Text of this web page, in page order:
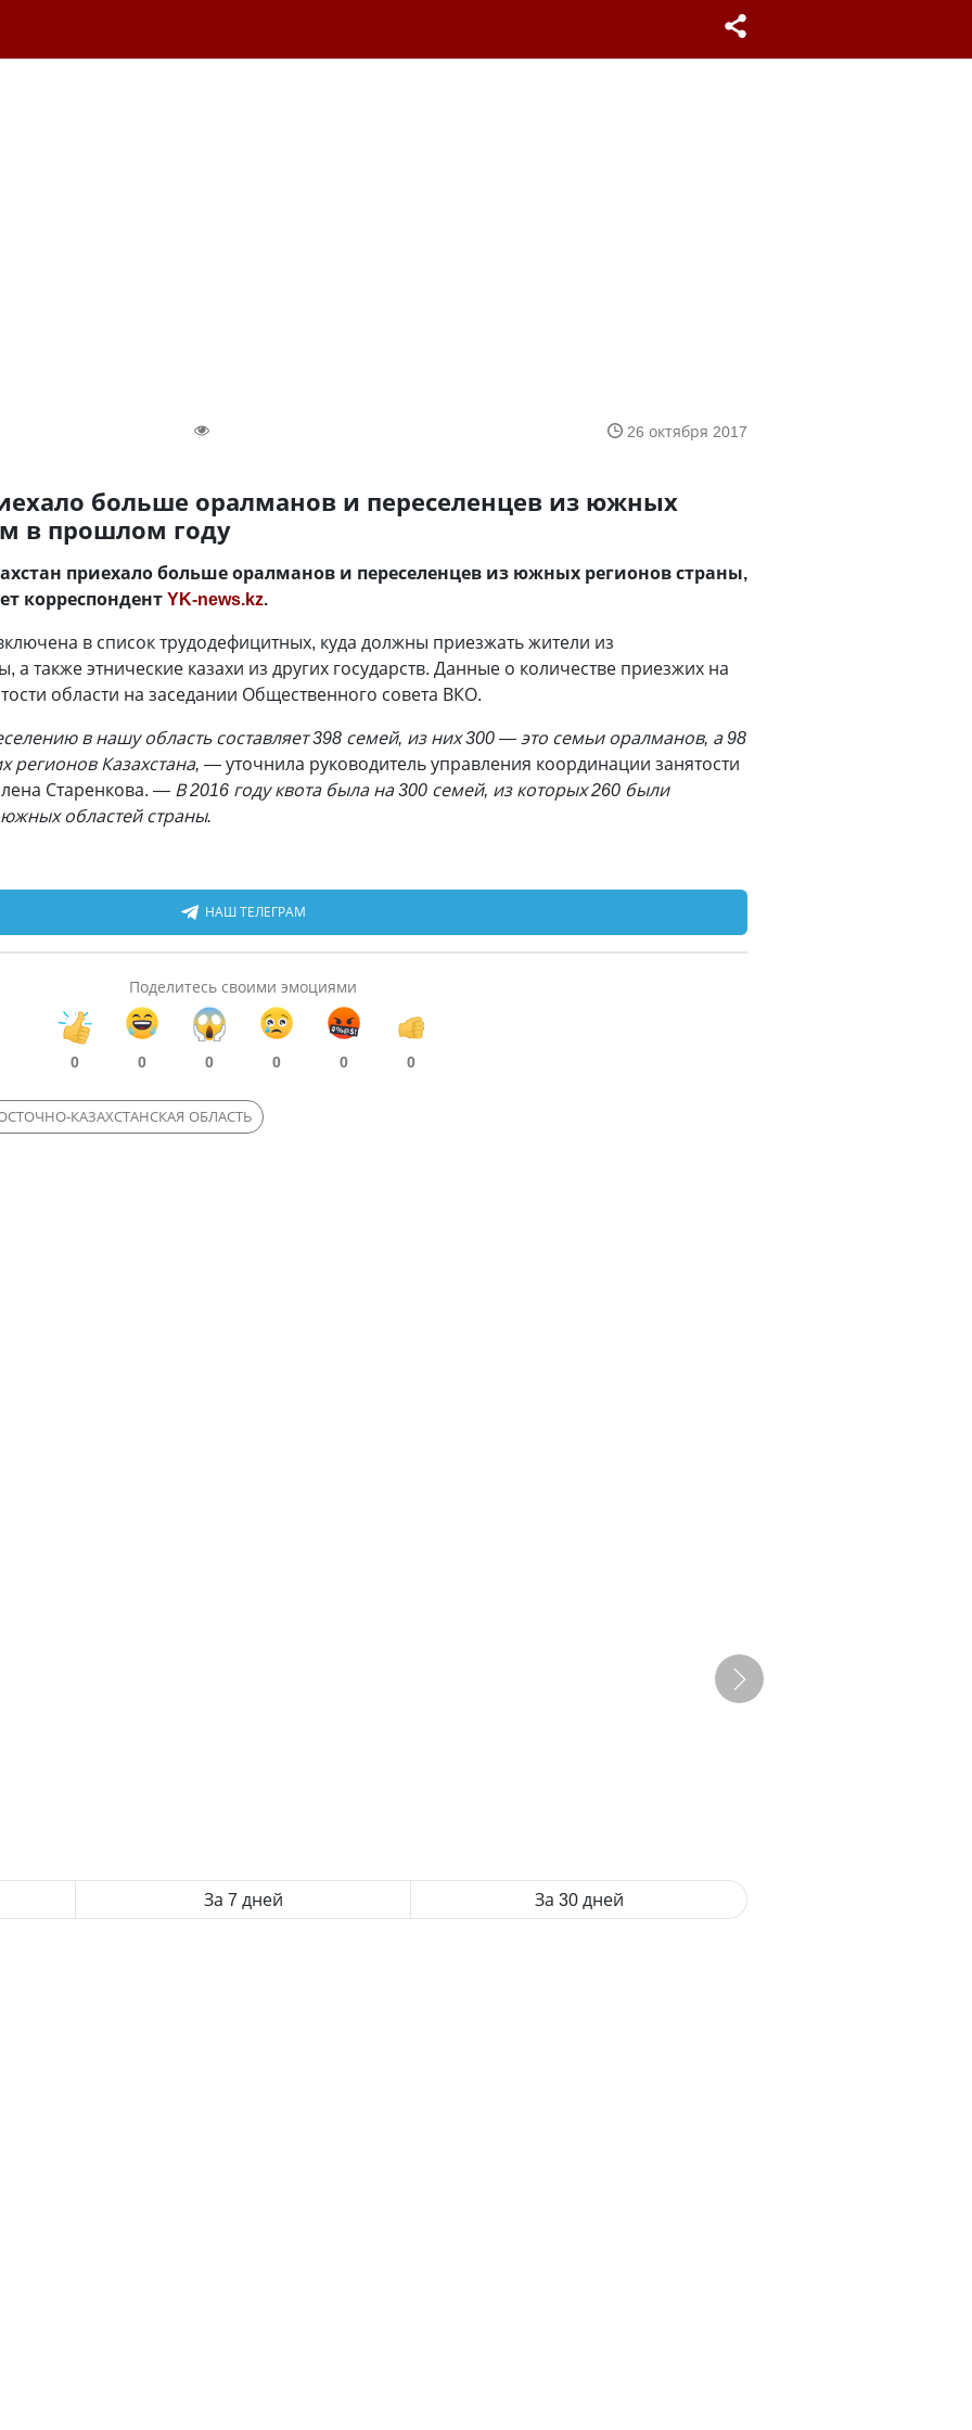
26 октября 2017
больше оралманов и переселенцев из южных
в прошлом году
приехало больше оралманов и переселенцев из южных регионов страны,
корреспондентYK-news.kz.
в список трудодефицитных, куда должны приезжать жители из
а также этнические казахи из других государств. Данные о количестве приезжих на
области на заседании Общественного совета ВКО.
в нашу область составляет 398 семей, из них 300 — это семьи оралманов, а 98
регионов Казахстана, — уточнила руководитель управления координации занятости
Старенкова. — В 2016 году квота была на 300 семей, из которых 260 были
областей страны.
НАШ ТЕЛЕГРАМ
Поделитесь своими эмоциями
0 0 0 0 0 0
КАЗАХСТАНСКАЯ ОБЛАСТЬ
За 7 дней За 30 дней